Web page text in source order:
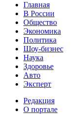
Главная
В России
Общество
Экономика
Политика
Шоу-бизнес
Наука
Здоровье
Авто
Эксперт
Редакция
О портале